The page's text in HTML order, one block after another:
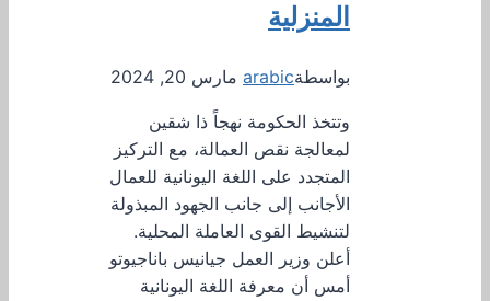
المنزلية
بواسطةarabic مارس 20, 2024
وتتخذ الحكومة نهجاً ذا شقين
لمعالجة نقص العمالة، مع التركيز
المتجدد على اللغة اليونانية للعمال
الأجانب إلى جانب الجهود المبذولة
لتنشيط القوى العاملة المحلية.
أعلن وزير العمل جيانيس باناجيوتو
أمس أن معرفة اللغة اليونانية